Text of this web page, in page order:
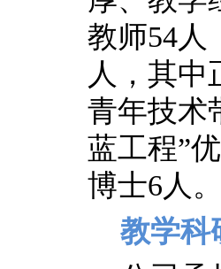
教师54人
人，其中
青年技术
蓝工程”
博士6人
教学科